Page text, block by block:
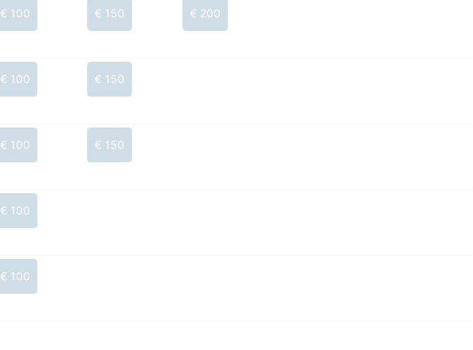
€ 100 € 150 € 200
€ 100 € 150
€ 100 € 150
€ 100
€ 100